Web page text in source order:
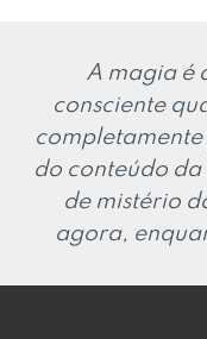
A magia é
consciente
do conteúdo da
de mistério
agora,